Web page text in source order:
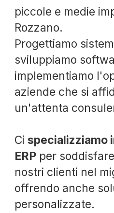
piccole e medie
Rozzano.
Progettiamo
sviluppiamo
implementiamo
aziende che si
un'attenta
Ci specializziamo in Arca
ERP per
nostri clienti nel
offrendo anche
personalizzate.